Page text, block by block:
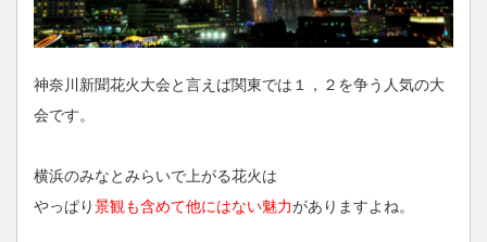
神奈川新聞花火大会と言えば関東では１，２を争う人気の大
会です。
横浜のみなとみらいで上がる花火は
やっぱり景観も含めて他にはない魅力がありますよね。